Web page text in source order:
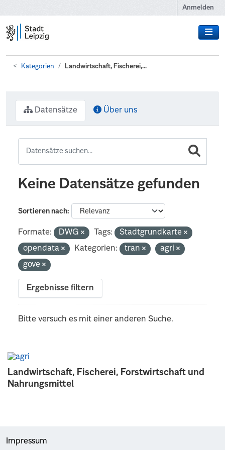
Anmelden
Kategorien Landwirtschaft, Fischerei,...
Landwirtschaft, Fischerei, Forstwirtschaft und
Nahrungsmittel
Datensätze Über uns
Keine Datensätze gefunden
Sortieren nach
Formate: DWG Tags:
Stadtgrundkarte
opendata
Kategorien: tran
agri
gove
Ergebnisse filtern
Bitte versuch es mit einer anderen Suche.
Impressum